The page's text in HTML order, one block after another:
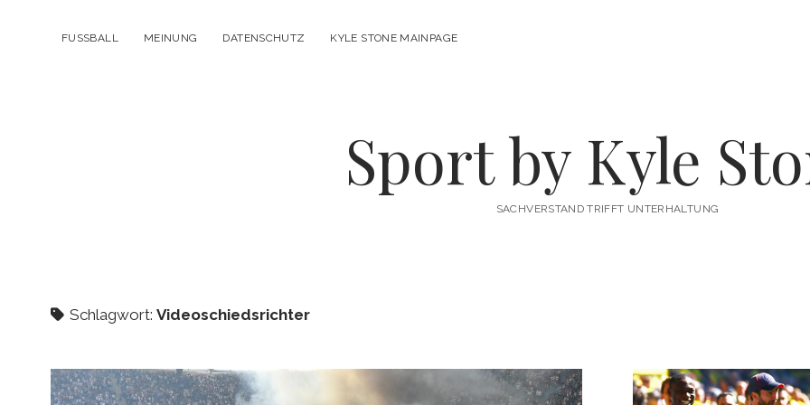
FUSSBALL MEINUNG DATENSCHUTZ KYLE STONE MAINPAGE
Sport by Kyle
SACHVERSTAND TRIFFT UNTERHALTUNG
Schlagwort: Videoschiedsrichter